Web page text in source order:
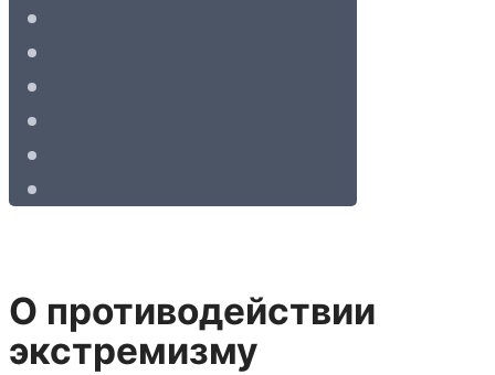
О противодействии
экстремизму